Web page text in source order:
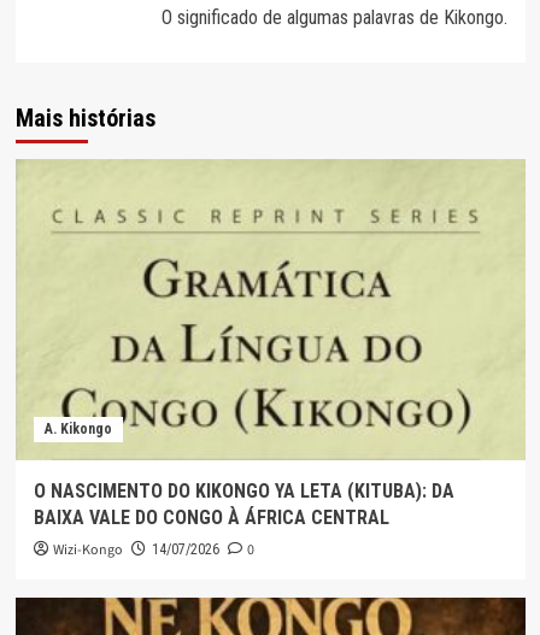
O significado de algumas palavras de Kikongo.
Mais histórias
A. Kikongo
O NASCIMENTO DO KIKONGO YA LETA (KITUBA): DA
BAIXA VALE DO CONGO À ÁFRICA CENTRAL
Wizi-Kongo 14/07/2026 0